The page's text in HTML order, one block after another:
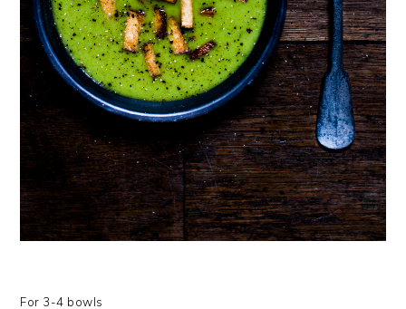
For 3-4 bowls